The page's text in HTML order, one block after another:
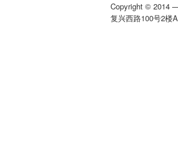
Copyright © 2014
复兴西路100号2楼A